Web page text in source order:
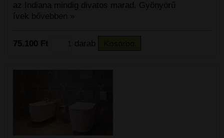
az Indiana mindig divatos marad. Gyönyörű
ívek bővebben »
75.100 Ft darab